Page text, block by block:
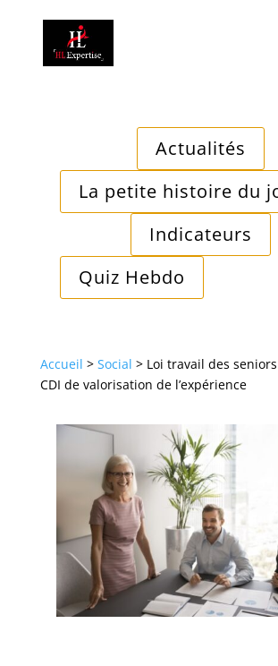
Actualités
La petite histoire du
Indicateurs
Quiz Hebdo
Accueil > Social > Loi travail des
CDI de valorisation de l’expérience